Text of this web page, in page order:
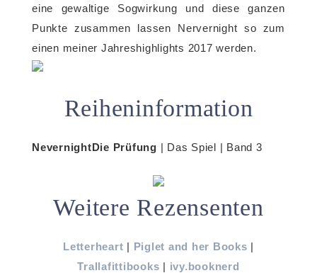
eine gewaltige Sogwirkung und diese ganzen
Punkte zusammen lassen Nervernight so zum
einen meiner Jahreshighlights 2017 werden.
Reiheninformation
NevernightDie Prüfung | Das Spiel | Band 3
Weitere Rezensenten
Letterheart | Piglet and her Books |
Trallafittibooks | ivy.booknerd